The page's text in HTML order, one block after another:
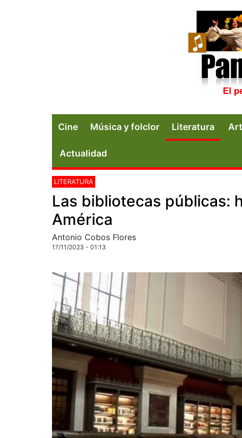
Cine Música y folclor Literatura
Actualidad
LITERATURA
Las bibliotecas públicas:
América
Antonio Cobos Flores
17/11/2023 - 01:13